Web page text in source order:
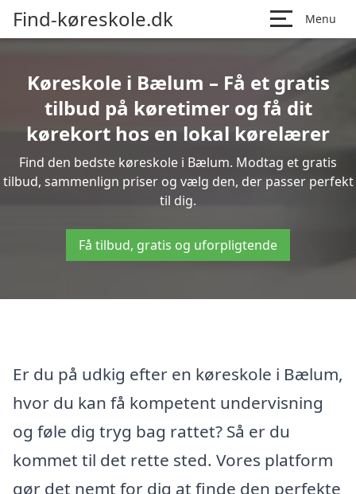
Find-køreskole.dk Menu
Køreskole i Bælum – Få et gratis
tilbud på køretimer og få dit
kørekort hos en lokal kørelærer
Find den bedste køreskole i Bælum. Modtag et gratis
tilbud, sammenlign priser og vælg den, der passer perfekt
til dig.
Få tilbud, gratis og uforpligtende
Er du på udkig efter en køreskole i Bælum,
hvor du kan få kompetent undervisning
og føle dig tryg bag rattet? Så er du
kommet til det rette sted. Vores platform
gør det nemt for dig at finde den perfekte